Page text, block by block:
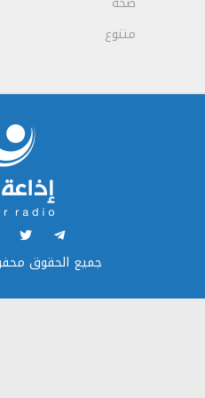
متنوع
جميع الحقوق